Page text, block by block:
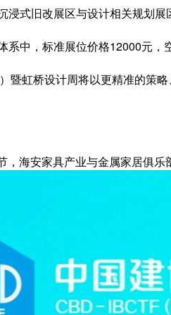
浸式旧改展区与设计相关规划
系中，标准展位价格12000元
暨虹桥设计周将以更精准的策
，海安家具产业与金属家居俱